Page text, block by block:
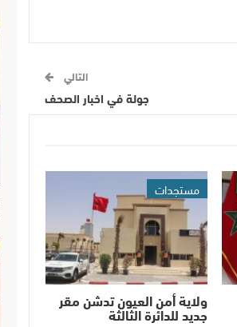
التالي
جولة في اخبار الصحف
مستجدات
ولاية أمن العيون تدشن مقر
جديد للدائرة الثالثة